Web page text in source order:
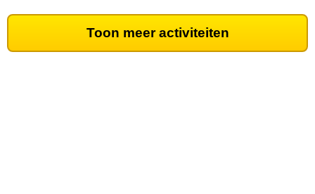
Toon meer activiteiten